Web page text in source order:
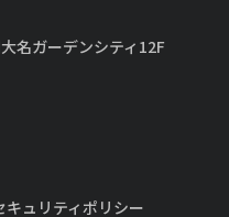
名ガーデンシティ12F
キュリティポリシー